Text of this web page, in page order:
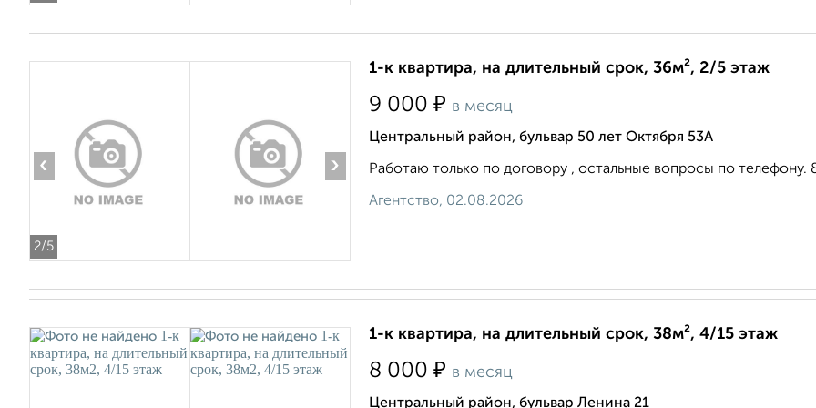
2/5
‹ ›
1-к квартира, на длительный срок, 36м², 2/5 этаж
9 000 ₽ в месяц
Центральный район, бульвар 50 лет Октября 53А
Работаю только по договору , остальные вопросы по телефону.
Агентство, 02.08.2026
1-к квартира, на длительный срок, 38м², 4/15 этаж
8 000 ₽ в месяц
Центральный район, бульвар Ленина 21